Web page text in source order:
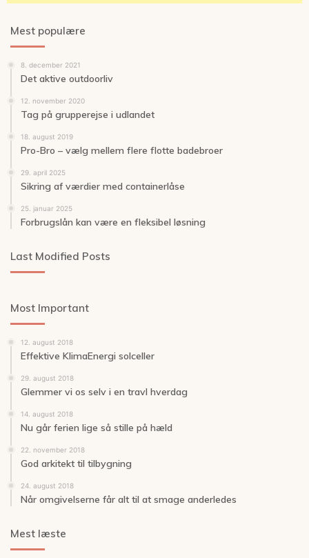
Mest populære
8. december 2021
Det aktive outdoorliv
12. november 2020
Tag på grupperejse i udlandet
18. august 2019
Pro-Bro – vælg mellem flere flotte badebroer
29. april 2025
Sikring af værdier med containerlåse
25. januar 2025
Forbrugslån kan være en fleksibel løsning
Last Modified Posts
Most Important
12. august 2018
Effektive KlimaEnergi solceller
29. august 2018
Glemmer vi os selv i en travl hverdag
14. august 2018
Nu går ferien lige så stille på hæld
22. november 2018
God arkitekt til tilbygning
24. august 2018
Når omgivelserne får alt til at smage anderledes
Mest læste